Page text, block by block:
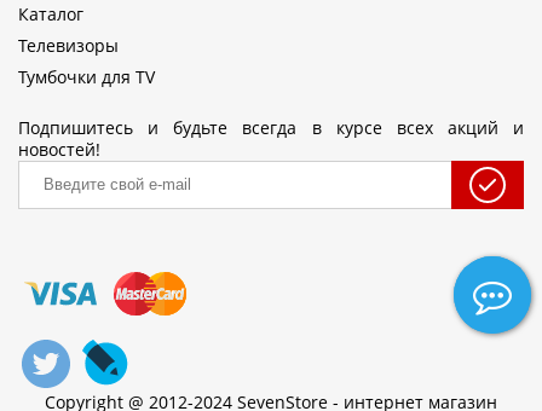
Каталог
Телевизоры
Тумбочки для TV
Подпишитесь и будьте всегда в курсе всех акций и
новостей!
Copyright @ 2012-2024 SevenStore - интернет магазин